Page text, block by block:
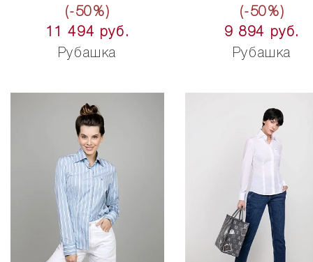
(-50%)
11 494 руб.
Рубашка
(-50%)
9 894 руб.
Рубашка